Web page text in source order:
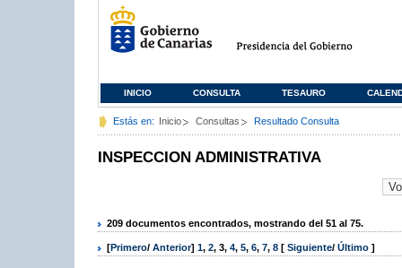
INICIO CONSULTA TESAURO
Estás en: Inicio Consultas Resultado Consulta
INSPECCION ADMINISTRATIVA
209 documentos encontrados, mostrando del 51 al 75.
[Primero/ Anterior] 1, 2, 3, 4, 5, 6, 7, 8 [ Siguiente/ Último ]